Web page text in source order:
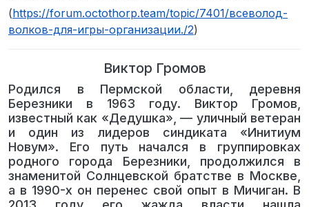
(https://forum.octothorp.team/topic/7401/всеволод-
волков-для-игры-организации./2)
Виктор Громов
Родился в Пермской области, деревня
Березники в 1963 году. Виктор Громов,
известный как «Дедушка», — уличный ветеран
и один из лидеров синдиката «Инитиум
Новум». Его путь начался в группировках
родного города Березники, продолжился в
знаменитой Солнцевской братстве в Москве,
а в 1990-х он перенес свой опыт в Мичиган. В